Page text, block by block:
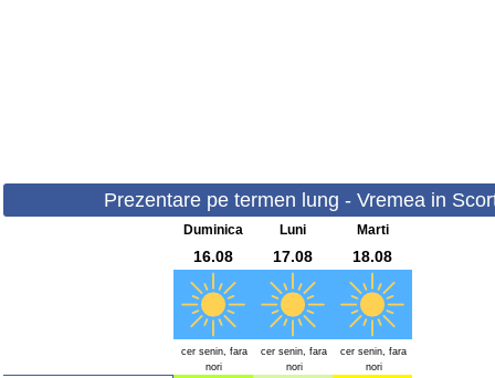
Prezentare pe termen lung - Vremea in
Duminica Luni Marti
16.08 17.08 18.08
cer senin, fara
nori
cer senin, fara
nori
cer senin, fara
nori